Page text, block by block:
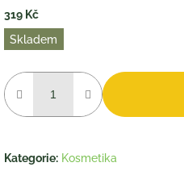
319 Kč
Měrná
cena:
Skladem
Kategorie: Kosmetika